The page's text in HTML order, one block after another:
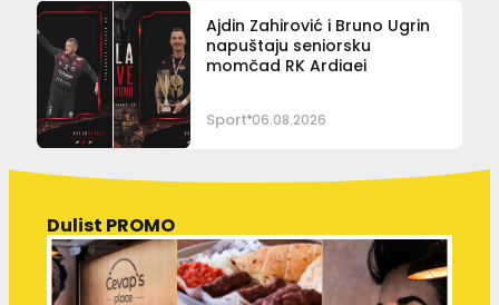
Ajdin Zahirović i Bruno Ugrin
napuštaju seniorsku
momčad RK Ardiaei
Sport 06.08.2026
Dulist PROMO